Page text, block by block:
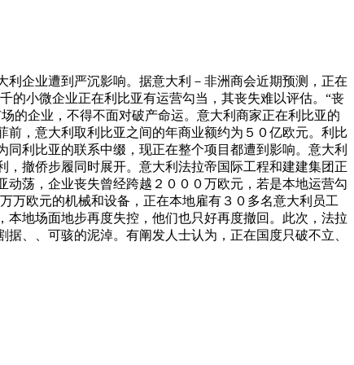
企业遭到严沉影响。据意大利－非洲商会近期预测，正在
的小微企业正在利比亚有运营勾当，其丧失难以评估。“丧
的企业，不得不面对破产命运。意大利商家正在利比亚的
，意大利取利比亚之间的年商业额约为５０亿欧元。利比
利比亚的联系中缀，现正在整个项目都遭到影响。意大利
撤侨步履同时展开。意大利法拉帝国际工程和建建集团正
荡，企业丧失曾经跨越２０００万欧元，若是本地运营勾
万欧元的机械和设备，正在本地雇有３０多名意大利员工
地场面地步再度失控，他们也只好再度撤回。此次，法拉
、、可骇的泥淖。有阐发人士认为，正在国度只破不立、